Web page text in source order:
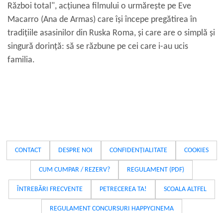
Război total", acțiunea filmului o urmărește pe Eve
Macarro (Ana de Armas) care își începe pregătirea în
tradițiile asasinilor din Ruska Roma, și care are o simplă și
singură dorință: să se răzbune pe cei care i-au ucis
familia.
CONTACT DESPRE NOI CONFIDENȚIALITATE COOKIES
CUM CUMPAR / REZERV? REGULAMENT (PDF)
ÎNTREBĂRI FRECVENTE PETRECEREA TA! SCOALA ALTFEL
REGULAMENT CONCURSURI HAPPYCINEMA